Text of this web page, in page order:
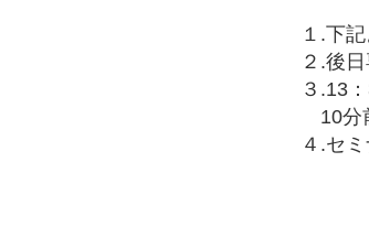
１.下
２.後
３.13
10分
４.セ